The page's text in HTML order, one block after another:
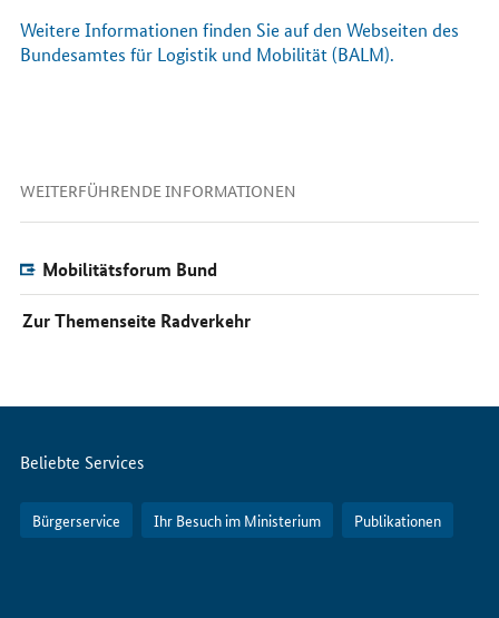
Weitere Informationen finden Sie auf den Webseiten des
Bundesamtes für Logistik und Mobilität (BALM).
WEITERFÜHRENDE INFORMATIONEN
Mobilitätsforum Bund
Zur Themenseite Radverkehr
Servicemenü
Beliebte Services
Bürgerservice Ihr Besuch im Ministerium Publikationen